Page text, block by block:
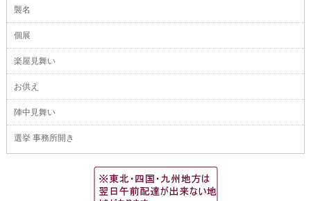
襲名
個展
楽屋見舞い
お供え
陣中見舞い
選挙 事務所開き